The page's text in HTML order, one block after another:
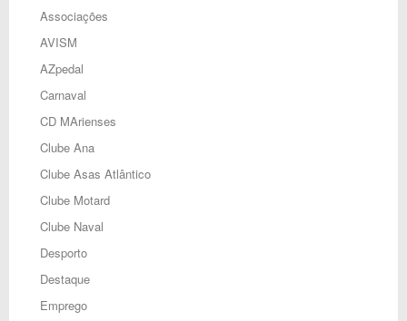
Associações
AVISM
AZpedal
Carnaval
CD MArienses
Clube Ana
Clube Asas Atlântico
Clube Motard
Clube Naval
Desporto
Destaque
Emprego